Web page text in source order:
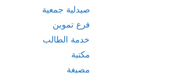
صيدلية جمعية
فرع تموين
خدمة الطالب
مكتبة
مصبغة